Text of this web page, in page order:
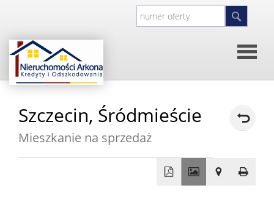
główna
O
firmie
Kontakt
Szczecin, Śródmieście
Mieszkanie na sprzedaż